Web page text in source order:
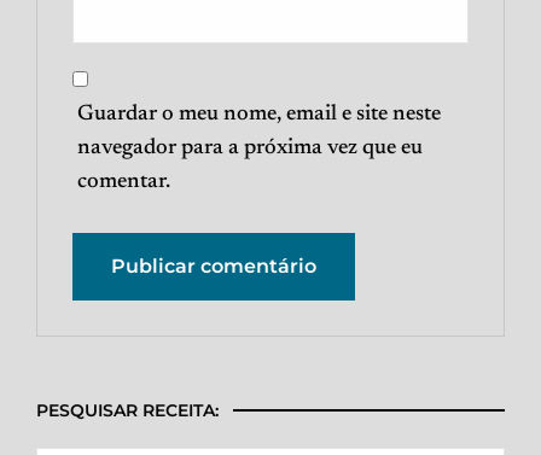
Guardar o meu nome, email e site neste
navegador para a próxima vez que eu
comentar.
PESQUISAR RECEITA: